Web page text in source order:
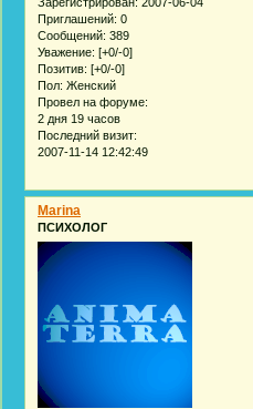
Приглашений: 0
Сообщений: 389
Уважение: [+0/-0]
Позитив: [+0/-0]
Пол: Женский
Провел на форуме:
2 дня 19 часов
Последний визит:
2007-11-14 12:42:49
Marina
ПСИХОЛОГ